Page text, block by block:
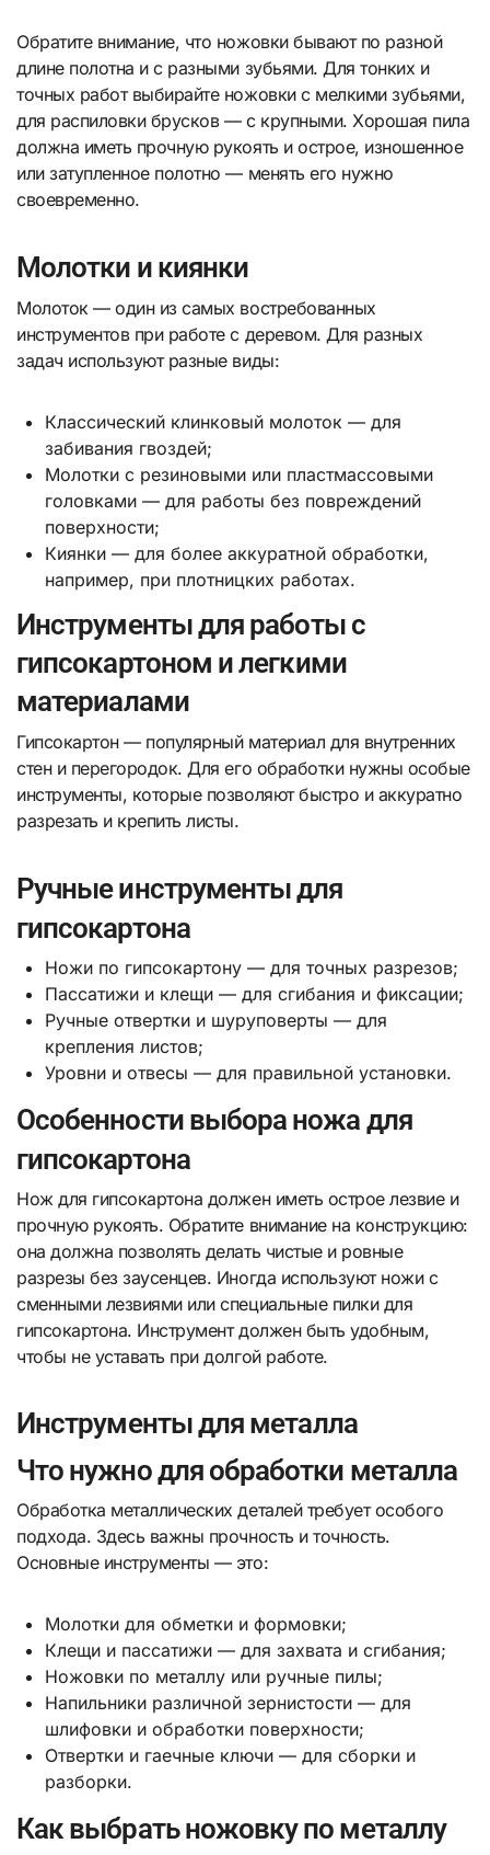
Обратите внимание, что ножовки бывают по разной
длине полотна и с разными зубьями. Для тонких и
точных работ выбирайте ножовки с мелкими зубьями,
для распиловки брусков — с крупными. Хорошая пила
должна иметь прочную рукоять и острое, изношенное
или затупленное полотно — менять его нужно
своевременно.
Молотки и киянки
Молоток — один из самых востребованных
инструментов при работе с деревом. Для разных
задач используют разные виды:
Классический клинковый молоток — для
забивания гвоздей;
Молотки с резиновыми или пластмассовыми
головками — для работы без повреждений
поверхности;
Киянки — для более аккуратной обработки,
например, при плотницких работах.
Инструменты для работы с
гипсокартоном и легкими
материалами
Гипсокартон — популярный материал для внутренних
стен и перегородок. Для его обработки нужны особые
инструменты, которые позволяют быстро и аккуратно
разрезать и крепить листы.
Ручные инструменты для
гипсокартона
Ножи по гипсокартону — для точных разрезов;
Пассатижи и клещи — для сгибания и фиксации;
Ручные отвертки и шуруповерты — для
крепления листов;
Уровни и отвесы — для правильной установки.
Особенности выбора ножа для
гипсокартона
Нож для гипсокартона должен иметь острое лезвие и
прочную рукоять. Обратите внимание на конструкцию:
она должна позволять делать чистые и ровные
разрезы без заусенцев. Иногда используют ножи с
сменными лезвиями или специальные пилки для
гипсокартона. Инструмент должен быть удобным,
чтобы не уставать при долгой работе.
Инструменты для металла
Что нужно для обработки металла
Обработка металлических деталей требует особого
подхода. Здесь важны прочность и точность.
Основные инструменты — это:
Молотки для обметки и формовки;
Клещи и пассатижи — для захвата и сгибания;
Ножовки по металлу или ручные пилы;
Напильники различной зернистости — для
шлифовки и обработки поверхности;
Отвертки и гаечные ключи — для сборки и
разборки.
Как выбрать ножовку по металлу